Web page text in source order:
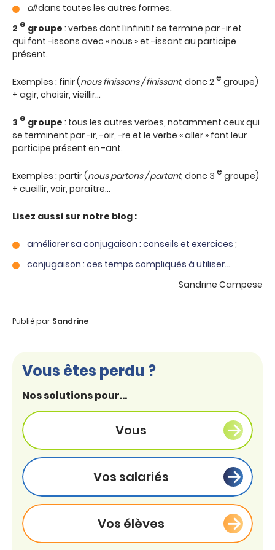
alldans toutes les autres formes.
2 e groupe : verbes dont l’infinitif se termine par -ir et
qui font -issons avec « nous » et -issant au participe
présent.
Exemples : finir (nous finissons / finissant, donc 2e groupe)
+ agir, choisir, vieillir…
3 e groupe : tous les autres verbes, notamment ceux qui
se terminent par -ir, -oir, -re et le verbe « aller » font leur
participe présent en -ant.
Exemples : partir (nous partons / partant, donc 3 e groupe)
+ cueillir, voir, paraître…
Lisez aussi sur notre blog :
améliorer sa conjugaison : conseils et exercices ;
conjugaison : ces temps compliqués à utiliser…
Sandrine Campese
Publié par Sandrine
Vous êtes perdu ?
Nos solutions pour...
Vous
Vos salariés
Vos élèves